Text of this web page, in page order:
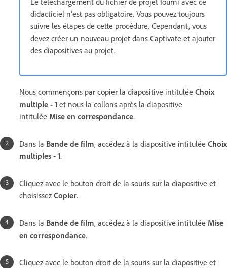
didacticiel n’est pas obligatoire. Vous pouvez toujours
suivre les étapes de cette procédure. Cependant, vous
devez créer un nouveau projet dans Captivate et ajouter
des diapositives au projet.
Nous commençons par copier la diapositive intitulée Choix
multiple - 1 et nous la collons après la diapositive
intitulée Mise en correspondance.
Dans la Bande de film, accédez à la diapositive intitulée Choix
multiples - 1.
Cliquez avec le bouton droit de la souris sur la diapositive et
choisissezCopier.
Dans la Bande de film, accédez à la diapositive intitulée Mise
en correspondance.
Cliquez avec le bouton droit de la souris sur la diapositive et